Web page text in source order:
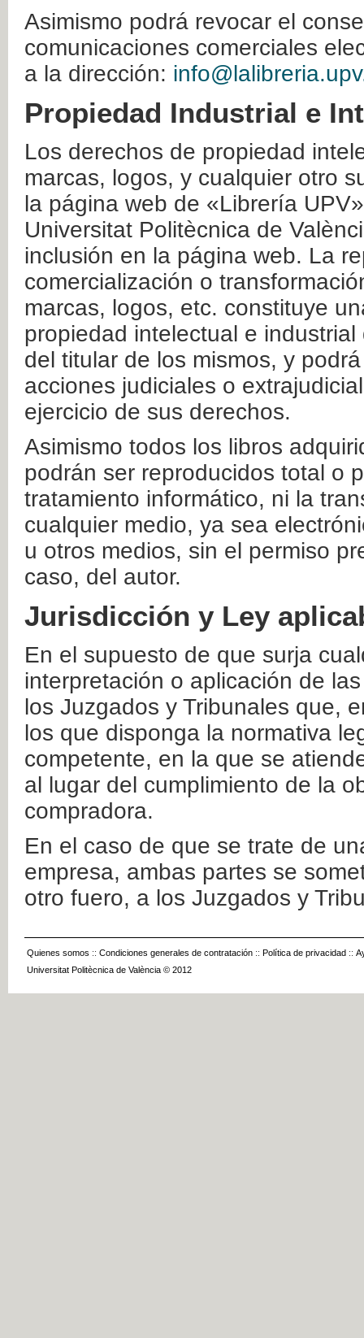
Asimismo podrá revocar el
comunicaciones comerciales
a la dirección:
Propiedad Industrial e
Los derechos de propiedad
marcas, logos, y cualquier otro
la página web de «Librería
Universitat Politècnica de
inclusión en la página web. La
comercialización o
marcas, logos, etc. constituye
propiedad intelectual e
del titular de los mismos, y
acciones judiciales o
ejercicio de sus derechos.
Asimismo todos los libros
podrán ser reproducidos total o
tratamiento informático, ni la
cualquier medio, ya sea
u otros medios, sin el permiso
caso, del autor.
Jurisdicción y Ley
En el supuesto de que surja
interpretación o aplicación de
los Juzgados y Tribunales que,
los que disponga la normativa
competente, en la que se
al lugar del cumplimiento de la
compradora.
En el caso de que se trate de
empresa, ambas partes se
otro fuero, a los Juzgados y
Quienes somos :: Condiciones generales de contratación :: Política de privacidad ::
Universitat Politècnica de València © 2012